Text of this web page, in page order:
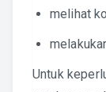
melihat
Untuk